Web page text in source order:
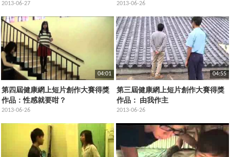
2013-06-27 2013-06-26
04:01
第四屆健康網上短片創作大賽得獎
作品：性感就要咁？
2013-06-26
04:55
第三屆健康網上短片創作大賽得獎
作品： 由我作主
2013-06-26